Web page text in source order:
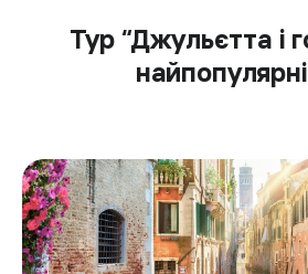
Тур “Джульєтта і